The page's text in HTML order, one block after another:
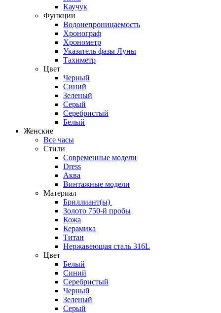
Каучук
Функции
Водонепроницаемость
Хронограф
Хронометр
Указатель фазы Луны
Тахиметр
Цвет
Черный
Синий
Зеленый
Серый
Серебристый
Белый
Женские
Все часы
Стили
Современные модели
Dress
Аква
Винтажные модели
Материал
Бриллиант(ы)
Золото 750-й пробы
Кожа
Керамика
Титан
Нержавеющая сталь 316L
Цвет
Белый
Синий
Серебристый
Черный
Зеленый
Серый